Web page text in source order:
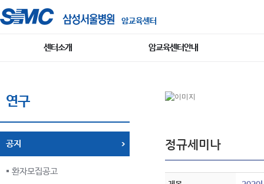
암교육센터
센터소개 암교육센터안내
연구
공지
환자모집공고
정규세미나